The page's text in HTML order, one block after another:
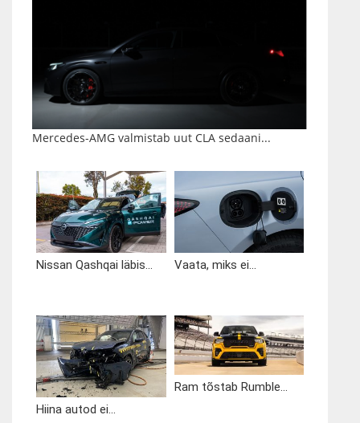
Mercedes-AMG valmistab uut CLA sedaani...
Nissan Qashqai läbis... Vaata, miks ei...
Hiina autod ei...
Ram tõstab Rumble...